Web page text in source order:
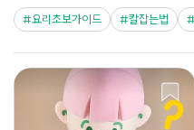
요리초보가이드 칼잡는법